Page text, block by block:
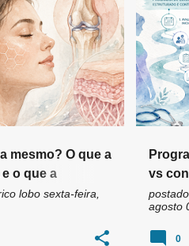
mesmo? O que a
o que a
lobo sexta-feira,
+7
vs
agosto
PLANO
0